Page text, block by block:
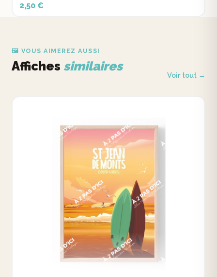
2,50 €
🖼️ VOUS AIMEREZ AUSSI
Affiches similaires
Voir tout →